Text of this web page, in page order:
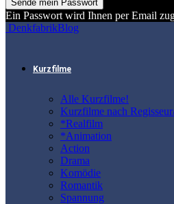
Ein Passwort wird Ihnen per Email
DenkfabrikBlog
Kurzfilme
Alle Kurzfilme!
Kurzfilme nach
*Realfilm
*Animation
Action
Drama
Komödie
Romantik
Spannung